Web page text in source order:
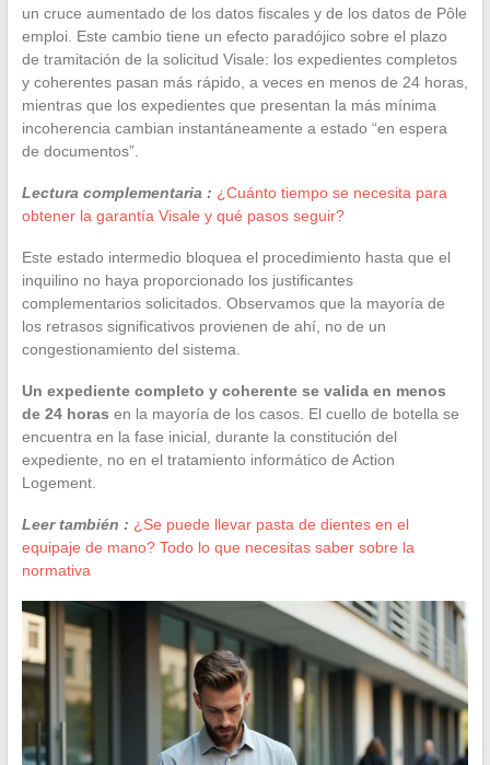
un cruce aumentado de los datos fiscales y de los datos de Pôle
emploi. Este cambio tiene un efecto paradójico sobre el plazo
de tramitación de la solicitud Visale: los expedientes completos
y coherentes pasan más rápido, a veces en menos de 24 horas,
mientras que los expedientes que presentan la más mínima
incoherencia cambian instantáneamente a estado “en espera
de documentos”.
Lectura complementaria : ¿Cuánto tiempo se necesita para
obtener la garantía Visale y qué pasos seguir?
Este estado intermedio bloquea el procedimiento hasta que el
inquilino no haya proporcionado los justificantes
complementarios solicitados. Observamos que la mayoría de
los retrasos significativos provienen de ahí, no de un
congestionamiento del sistema.
Un expediente completo y coherente se valida en menos
de 24 horas en la mayoría de los casos. El cuello de botella se
encuentra en la fase inicial, durante la constitución del
expediente, no en el tratamiento informático de Action
Logement.
Leer también : ¿Se puede llevar pasta de dientes en el
equipaje de mano? Todo lo que necesitas saber sobre la
normativa